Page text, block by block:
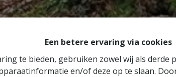
Een betere ervaring via cookies
te bieden, gebruiken zowel wij als derde
en/of deze op te slaan.